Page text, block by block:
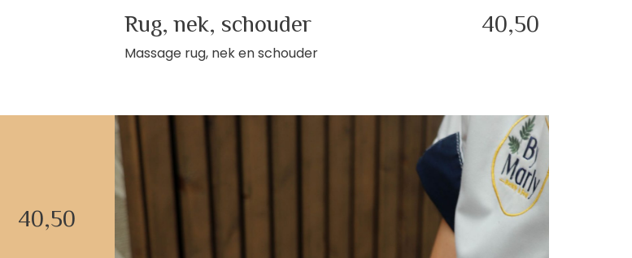
Rug, nek, schouder 40,50
Massage rug, nek en schouder
40,50